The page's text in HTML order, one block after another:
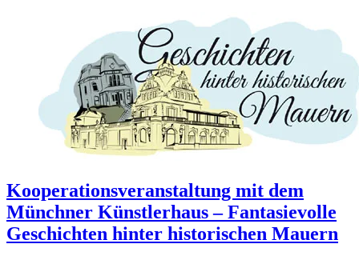
Kooperationsveranstaltung mit dem
Münchner Künstlerhaus – Fantasievolle
Geschichten hinter historischen Mauern